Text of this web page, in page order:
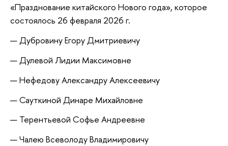
«Празднование китайского Нового года», которое
состоялось 26 февраля 2026 г.
Дубровину Егору Дмитриевичу
Дулевой Лидии Максимовне
Нефедову Александру Алексеевичу
Сауткиной Динаре Михайловне
Терентьевой Софье Андреевне
Чалею Всеволоду Владимировичу